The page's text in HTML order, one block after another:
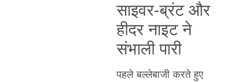
साइवर-ब्रंट और
हीदर नाइट ने
संभाली पारी
पहले बल्लेबाजी करते हुए